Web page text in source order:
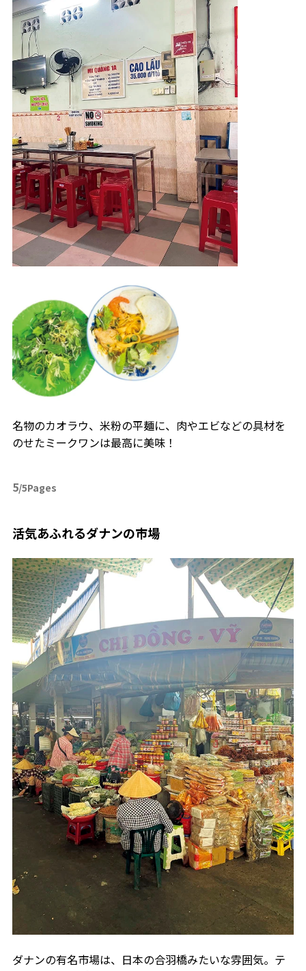
名物のカオラウ、米粉の平麺に、肉やエビなどの具材を
のせたミークワンは最高に美味！
5/5Pages
活気あふれるダナンの市場
ダナンの有名市場は、日本の合羽橋みたいな雰囲気。テ